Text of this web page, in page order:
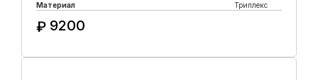
Материал
Триплекс
₽ 9200